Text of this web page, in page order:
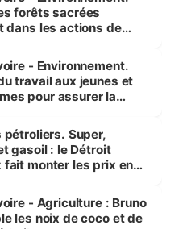
forêts sacrées
dans les actions de
- Environnement.
travail aux jeunes et
pour assurer la
pétroliers. Super,
gasoil : le Détroit
fait monter les prix en
- Agriculture : Bruno
les noix de coco et de